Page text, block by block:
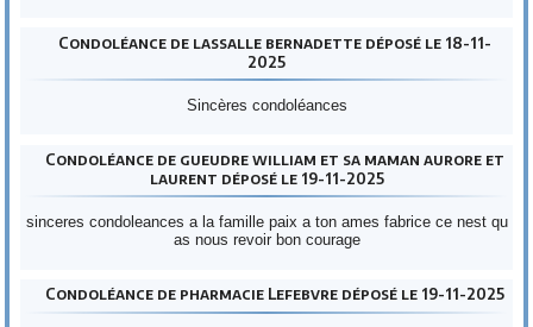
Condoléance de lassalle bernadette déposé le 18-11-
2025
Sincères condoléances
Condoléance de gueudre william et sa maman aurore et
laurent déposé le 19-11-2025
sinceres condoleances a la famille paix a ton ames fabrice ce nest qu
as nous revoir bon courage
Condoléance de pharmacie Lefebvre déposé le 19-11-2025